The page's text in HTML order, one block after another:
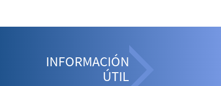
INFORMACIÓN
ÚTIL